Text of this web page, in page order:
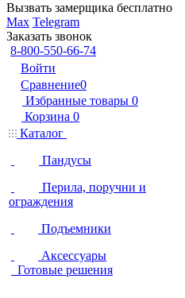
Вызвать замерщика бесплатно
Max Telegram
Заказать звонок
8-800-550-66-74
Войти
Сравнение0
Избранные товары 0
Корзина 0
Каталог
Пандусы
Перила, поручни и
ограждения
Подъемники
Аксессуары
Готовые решения